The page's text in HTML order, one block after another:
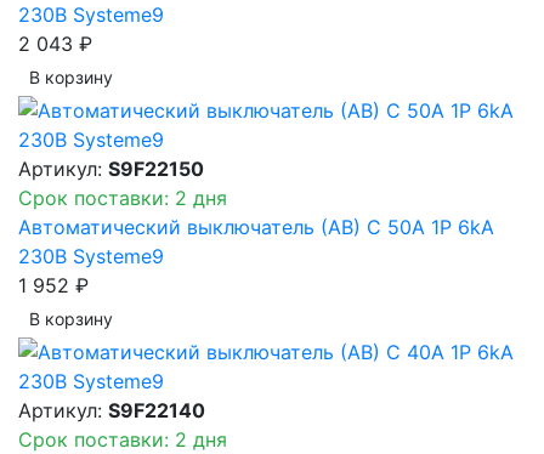
230В Systeme9
2 043 ₽
В корзинy
Артикул: S9F22150
Срок поставки: 2 дня
Автоматический выключатель (АВ) C 50A 1P 6kA
230В Systeme9
1 952 ₽
В корзинy
Артикул: S9F22140
Срок поставки: 2 дня